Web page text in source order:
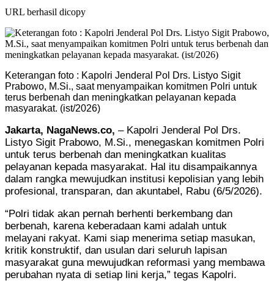
URL berhasil dicopy
Keterangan foto : Kapolri Jenderal Pol Drs. Listyo Sigit
Prabowo, M.Si., saat menyampaikan komitmen Polri untuk
terus berbenah dan meningkatkan pelayanan kepada
masyarakat. (ist/2026)
Jakarta, NagaNews.co, – Kapolri Jenderal Pol Drs.
Listyo Sigit Prabowo, M.Si., menegaskan komitmen Polri
untuk terus berbenah dan meningkatkan kualitas
pelayanan kepada masyarakat. Hal itu disampaikannya
dalam rangka mewujudkan institusi kepolisian yang lebih
profesional, transparan, dan akuntabel, Rabu (6/5/2026).
“Polri tidak akan pernah berhenti berkembang dan
berbenah, karena keberadaan kami adalah untuk
melayani rakyat. Kami siap menerima setiap masukan,
kritik konstruktif, dan usulan dari seluruh lapisan
masyarakat guna mewujudkan reformasi yang membawa
perubahan nyata di setiap lini kerja,” tegas Kapolri.